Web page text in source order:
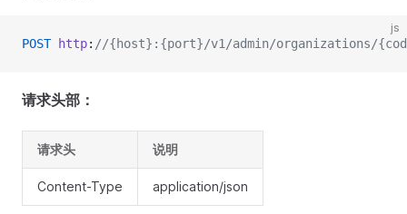
js
POST http: //{host}:{port}/v1/admin/organizations/
请求头部：
请求头 说明
Content-Type application/json